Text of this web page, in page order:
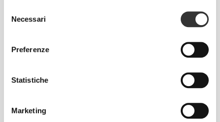
delNecessari
Preferenze
Statistiche
Marketing
Info e assistenza